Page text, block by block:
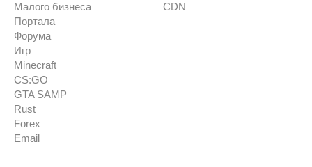
Малого бизнеса
Портала
Форума
Игр
Minecraft
CS:GO
GTA SAMP
Rust
Forex
Email
CDN